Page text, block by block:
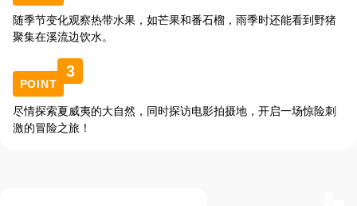
随季节变化观察热带水果，如芒果和番石榴，雨季时还能看到野猪
聚集在溪流边饮水。
POINT
3
尽情探索夏威夷的大自然，同时探访电影拍摄地，开启一场惊险刺
激的冒险之旅！